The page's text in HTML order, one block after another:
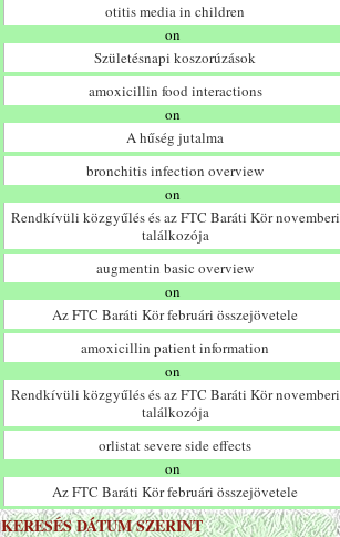
otitis media in children
on
Születésnapi koszorúzások
amoxicillin food interactions
on
A hűség jutalma
bronchitis infection overview
on
Rendkívüli közgyűlés és az FTC Baráti Kör novemberi
találkozója
augmentin basic overview
on
Az FTC Baráti Kör februári összejövetele
amoxicillin patient information
on
Rendkívüli közgyűlés és az FTC Baráti Kör novemberi
találkozója
orlistat severe side effects
on
Az FTC Baráti Kör februári összejövetele
KERESÉS DÁTUM SZERINT